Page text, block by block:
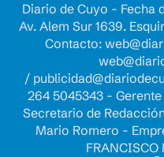
Diario de Cuyo - Fecha
Av. Alem Sur 1639.
Contacto:
/
264 5045343 -
Secretario de
Mario Romero -
FRANCISCO